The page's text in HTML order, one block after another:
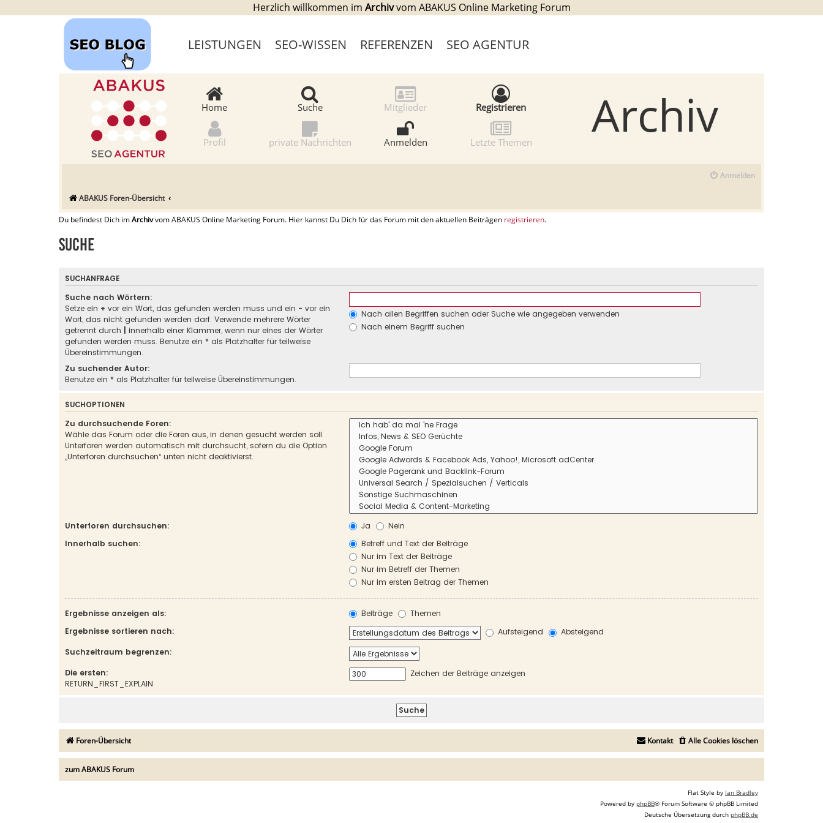
Herzlich willkommen im Archivvom ABAKUS Online Marketing Forum
LEISTUNGEN SEO-WISSEN REFERENZEN SEO AGENTUR
Home
Profil
Suche
private Nachrichten
Mitglieder
Anmelden
Registrieren
Letzte Themen Archiv
Anmelden
ABAKUS Foren-Übersicht
Du befindest Dich imArchivvom ABAKUS Online Marketing Forum. Hier kannst Du Dich für das Forum mit den aktuellen Beiträgen registrieren.
Suche
SUCHANFRAGE
Suche nach Wörtern:
Setze ein + vor ein Wort, das gefunden werden muss und ein - vor ein
Wort, das nicht gefunden werden darf. Verwende mehrere Wörter
getrennt durch
innerhalb einer Klammer, wenn nur eines der Wörter
gefunden werden muss. Benutze ein * als Platzhalter für teilweise
Übereinstimmungen.
Nach allen Begriffen suchen oder Suche wie angegeben verwenden
Nach einem Begriff suchen
Zu suchender Autor:
Benutze ein * als Platzhalter für teilweise Übereinstimmungen.
SUCHOPTIONEN
Zu durchsuchende Foren:
Wähle das Forum oder die Foren aus, in denen gesucht werden soll.
Unterforen werden automatisch mit durchsucht, sofern du die Option
„Unterforen durchsuchen“ unten nicht deaktivierst.
Unterforen durchsuchen: Ja
Nein
Innerhalb suchen:
Betreff und Text der Beiträge
Nur im Text der Beiträge
Nur im Betreff der Themen
Nur im ersten Beitrag der Themen
Ergebnisse anzeigen als: Beiträge
Themen
Ergebnisse sortieren nach:
Aufsteigend
Absteigend
Suchzeitraum begrenzen:
Die ersten:
RETURN_FIRST_EXPLAIN
Zeichen der Beiträge anzeigen
Foren-Übersicht Alle Cookies löschen
Kontakt
zum ABAKUS Forum
Flat Style by Ian Bradley
Powered by phpBB® Forum Software © phpBB Limited
Deutsche Übersetzung durch phpBB.de